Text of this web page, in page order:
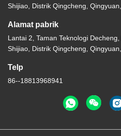
Shijiao, Distrik Qingcheng,
Alamat pabrik
Lantai 2, Taman Teknologi
Shijiao, Distrik Qingcheng,
Telp
86--18813968941